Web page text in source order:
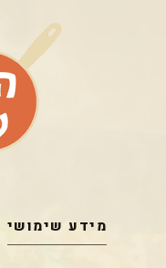
מידע שימושי